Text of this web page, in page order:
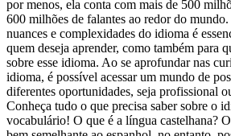
por menos, ela conta com mais de 500
600 milhões de falantes ao redor do
nuances e complexidades do idioma é
quem deseja aprender, como também para
sobre esse idioma. Ao se aprofundar nas
idioma, é possível acessar um mundo de
diferentes oportunidades, seja profissional
Conheça tudo o que precisa saber sobre o
vocabulário! O que é a língua castelhana?